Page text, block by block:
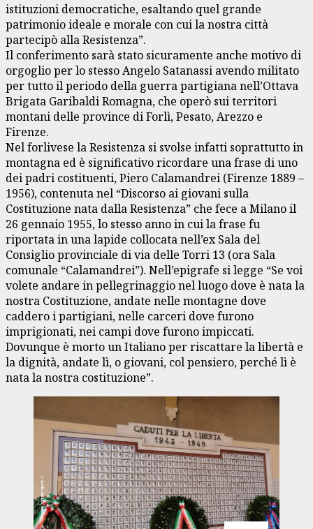
istituzioni democratiche, esaltando quel grande
patrimonio ideale e morale con cui la nostra città
partecipò alla Resistenza”.
Il conferimento sarà stato sicuramente anche motivo di
orgoglio per lo stesso Angelo Satanassi avendo militato
per tutto il periodo della guerra partigiana nell’Ottava
Brigata Garibaldi Romagna, che operò sui territori
montani delle province di Forlì, Pesato, Arezzo e
Firenze.
Nel forlivese la Resistenza si svolse infatti soprattutto in
montagna ed è significativo ricordare una frase di uno
dei padri costituenti, Piero Calamandrei (Firenze 1889 –
1956), contenuta nel “Discorso ai giovani sulla
Costituzione nata dalla Resistenza” che fece a Milano il
26 gennaio 1955, lo stesso anno in cui la frase fu
riportata in una lapide collocata nell’ex Sala del
Consiglio provinciale di via delle Torri 13 (ora Sala
comunale “Calamandrei”). Nell’epigrafe si legge “Se voi
volete andare in pellegrinaggio nel luogo dove è nata la
nostra Costituzione, andate nelle montagne dove
caddero i partigiani, nelle carceri dove furono
imprigionati, nei campi dove furono impiccati.
Dovunque è morto un Italiano per riscattare la libertà e
la dignità, andate lì, o giovani, col pensiero, perché lì è
nata la nostra costituzione”.